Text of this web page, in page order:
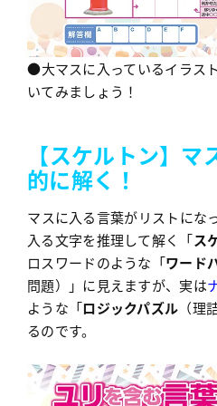
●大マスに入っているイラス
いてみましょう！
【スケルトン】マ
的に解く！
マスに入る言葉がリストにな
入る文字を推理して解く「ス
ロスワードのような「ワード
問題）」に見えますが、実は
ような「ロジックパズル （理
るのです。